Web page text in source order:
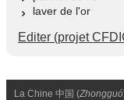
laver de l'or
Editer (projet
La Chine 中国 (Zhongguó